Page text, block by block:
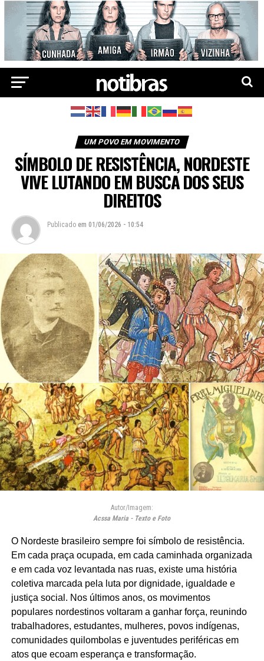
UM POVO EM MOVIMENTO
SÍMBOLO DE RESISTÊNCIA, NORDESTE
VIVE LUTANDO EM BUSCA DOS SEUS
DIREITOS
Publicado em 01/06/2026 - 10:54
Autor/Imagem:
Acssa Maria - Texto e Foto
O Nordeste brasileiro sempre foi símbolo de resistência.
Em cada praça ocupada, em cada caminhada organizada
e em cada voz levantada nas ruas, existe uma história
coletiva marcada pela luta por dignidade, igualdade e
justiça social. Nos últimos anos, os movimentos
populares nordestinos voltaram a ganhar força, reunindo
trabalhadores, estudantes, mulheres, povos indígenas,
comunidades quilombolas e juventudes periféricas em
atos que ecoam esperança e transformação.